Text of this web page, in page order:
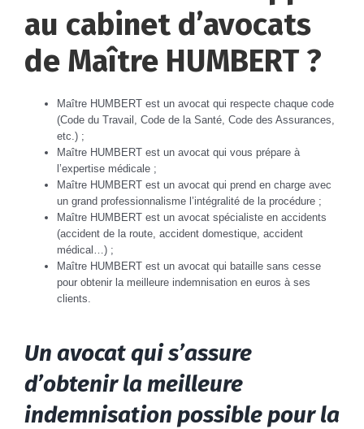
au cabinet d’avocats
de Maître HUMBERT ?
Maître HUMBERT est un avocat qui respecte chaque code
(Code du Travail, Code de la Santé, Code des Assurances,
etc.) ;
Maître HUMBERT est un avocat qui vous prépare à
l’expertise médicale ;
Maître HUMBERT est un avocat qui prend en charge avec
un grand professionnalisme l’intégralité de la procédure ;
Maître HUMBERT est un avocat spécialiste en accidents
(accident de la route, accident domestique, accident
médical…) ;
Maître HUMBERT est un avocat qui bataille sans cesse
pour obtenir la meilleure indemnisation en euros à ses
clients.
Un avocat qui s’assure
d’obtenir la meilleure
indemnisation possible pour la